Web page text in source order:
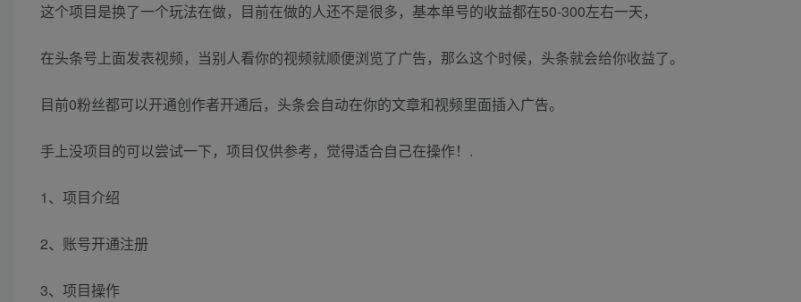
这个项目是换了一个玩法在做，目前在做的人还不是很多，基本单号的收益都在50-300左右一天，
在头条号上面发表视频，当别人看你的视频就顺便浏览了广告，那么这个时候，头条就会给你收益了。
目前0粉丝都可以开通创作者开通后，头条会自动在你的文章和视频里面插入广告。
手上没项目的可以尝试一下，项目仅供参考，觉得适合自己在操作！.
1、项目介绍
2、账号开通注册
3、项目操作